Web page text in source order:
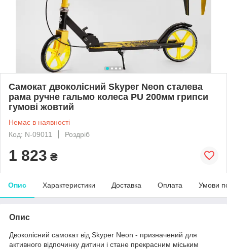
Самокат двоколісний Skyper Neon сталева
рама ручне гальмо колеса PU 200мм грипси
гумові жовтий
Немає в наявності
Код: N-09011
Роздріб
1 823 ₴
Опис Характеристики Доставка Оплата Умови
Опис
Двоколісний самокат від Skyper Neon - призначений для
активного відпочинку дитини і стане прекрасним міським